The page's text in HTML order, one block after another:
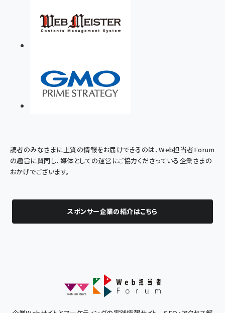
読者のみなさまに上質の情報をお届けできるのは、Web担当者Forum
の趣旨に賛同し、媒体としての運営にご協力くださっている企業さまの
おかげでございます。
スポンサー企業の紹介はこちら